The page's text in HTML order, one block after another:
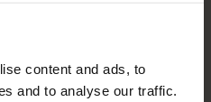
content and ads, to
and to analyse our traffic.
jullie?